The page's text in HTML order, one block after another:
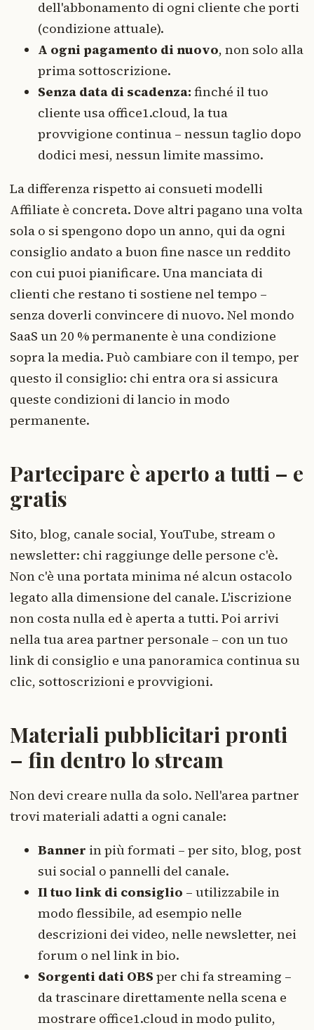
dell'abbonamento di ogni cliente che porti
(condizione attuale).
A ogni pagamento di nuovo, non solo alla
prima sottoscrizione.
Senza data di scadenza: finché il tuo
cliente usa office1.cloud, la tua
provvigione continua – nessun taglio dopo
dodici mesi, nessun limite massimo.
La differenza rispetto ai consueti modelli
Affiliate è concreta. Dove altri pagano una volta
sola o si spengono dopo un anno, qui da ogni
consiglio andato a buon fine nasce un reddito
con cui puoi pianificare. Una manciata di
clienti che restano ti sostiene nel tempo –
senza doverli convincere di nuovo. Nel mondo
SaaS un 20 % permanente è una condizione
sopra la media. Può cambiare con il tempo, per
questo il consiglio: chi entra ora si assicura
queste condizioni di lancio in modo
permanente.
Partecipare è aperto a tutti – e
gratis
Sito, blog, canale social, YouTube, stream o
newsletter: chi raggiunge delle persone c'è.
Non c'è una portata minima né alcun ostacolo
legato alla dimensione del canale. L'iscrizione
non costa nulla ed è aperta a tutti. Poi arrivi
nella tua area partner personale – con un tuo
link di consiglio e una panoramica continua su
clic, sottoscrizioni e provvigioni.
Materiali pubblicitari pronti
– fin dentro lo stream
Non devi creare nulla da solo. Nell'area partner
trovi materiali adatti a ogni canale:
Banner in più formati – per sito, blog, post
sui social o pannelli del canale.
Il tuo link di consiglio – utilizzabile in
modo flessibile, ad esempio nelle
descrizioni dei video, nelle newsletter, nei
forum o nel link in bio.
Sorgenti dati OBS per chi fa streaming –
da trascinare direttamente nella scena e
mostrare office1.cloud in modo pulito,